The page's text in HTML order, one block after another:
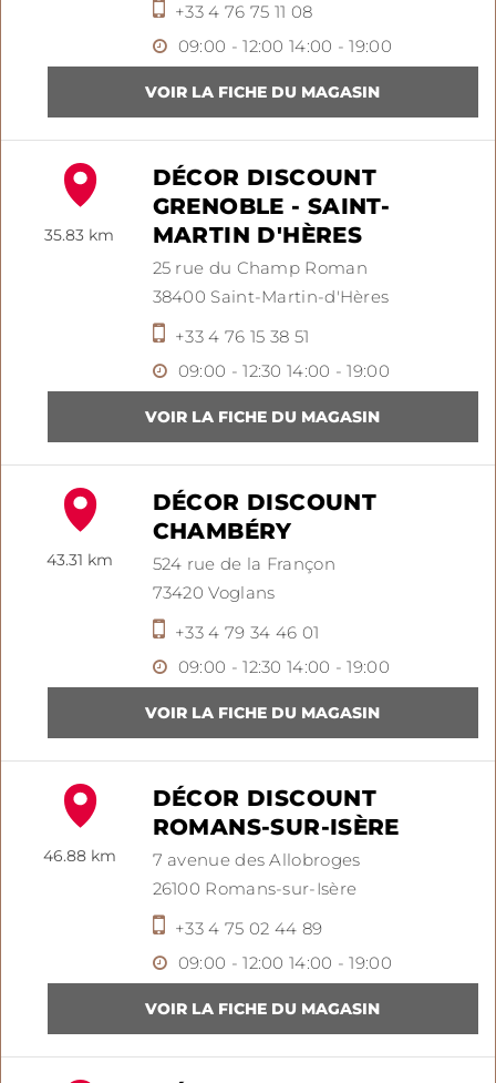
+33 4 76 75 11 08
09:00 - 12:00 14:00 - 19:00
35.83 km
DÉCOR DISCOUNT
GRENOBLE - SAINT-
MARTIN D'HÈRES
25 rue du Champ Roman
38400 Saint-Martin-d'Hères
+33 4 76 15 38 51
09:00 - 12:30 14:00 - 19:00
43.31 km
DÉCOR DISCOUNT
CHAMBÉRY
524 rue de la Françon
73420Voglans
+33 4 79 34 46 01
09:00 - 12:30 14:00 - 19:00
46.88 km
DÉCOR DISCOUNT
ROMANS-SUR-ISÈRE
7 avenue des Allobroges
26100 Romans-sur-Isère
+33 4 75 02 44 89
09:00 - 12:00 14:00 - 19:00